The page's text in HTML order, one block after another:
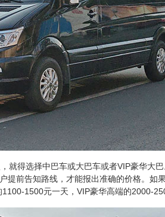
就得选择中巴车或大巴车或者VIP豪华大
提前告知路线，才能报出准确的价格。如
1500元一天，VIP豪华高端的2000-